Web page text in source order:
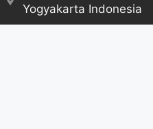
Yogyakarta Indonesia